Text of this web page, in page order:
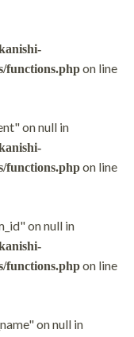
functions.phpon line
on null in
functions.phpon line
on null in
functions.phpon line
on null in